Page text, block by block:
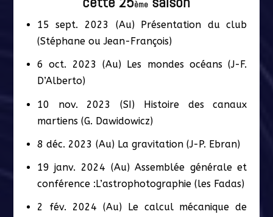
ème
15 sept. 2023 (Au) Présentation du club
(Stéphane ou Jean-François)
6 oct. 2023 (Au) Les mondes océans (J-F.
D’Alberto)
10 nov. 2023 (SI) Histoire des canaux
martiens (G. Dawidowicz)
8 déc. 2023 (Au) La gravitation (J-P. Ebran)
19 janv. 2024 (Au) Assemblée générale et
conférence :L’astrophotographie (les Fadas)
2 fév. 2024 (Au) Le calcul mécanique de